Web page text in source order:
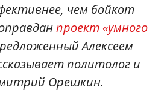
чем бойкот
проект «умного
Алексеем
политолог и
Орешкин.